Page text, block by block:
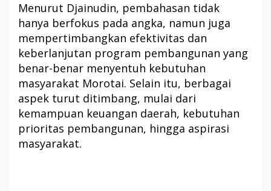
Menurut Djainudin, pembahasan tidak
hanya berfokus pada angka, namun juga
mempertimbangkan efektivitas dan
keberlanjutan program pembangunan yang
benar-benar menyentuh kebutuhan
masyarakat Morotai. Selain itu, berbagai
aspek turut ditimbang, mulai dari
kemampuan keuangan daerah, kebutuhan
prioritas pembangunan, hingga aspirasi
masyarakat.